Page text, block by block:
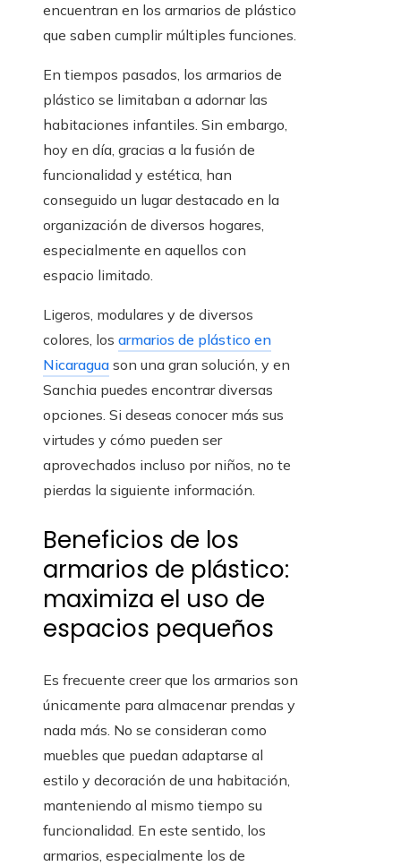
encuentran en los armarios de plástico
que saben cumplir múltiples funciones.
En tiempos pasados, los armarios de
plástico se limitaban a adornar las
habitaciones infantiles. Sin embargo,
hoy en día, gracias a la fusión de
funcionalidad y estética, han
conseguido un lugar destacado en la
organización de diversos hogares,
especialmente en aquellos con
espacio limitado.
Ligeros, modulares y de diversos
colores, los armarios de plástico en
Nicaragua son una gran solución, y en
Sanchia puedes encontrar diversas
opciones. Si deseas conocer más sus
virtudes y cómo pueden ser
aprovechados incluso por niños, no te
pierdas la siguiente información.
Beneficios de los
armarios de plástico:
maximiza el uso de
espacios pequeños
Es frecuente creer que los armarios son
únicamente para almacenar prendas y
nada más. No se consideran como
muebles que puedan adaptarse al
estilo y decoración de una habitación,
manteniendo al mismo tiempo su
funcionalidad. En este sentido, los
armarios, especialmente los de